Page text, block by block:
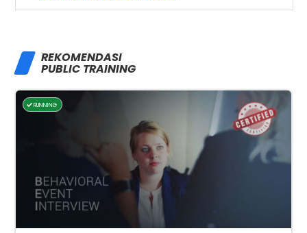
REKOMENDASI
PUBLIC TRAINING
RUNNING